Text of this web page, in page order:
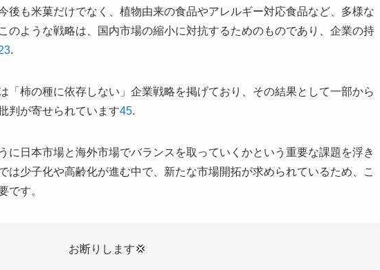
後も米菓だけでなく、植物由来の食品やアレルギー対応食品など、多様な
のような戦略は、国内市場の縮小に対抗するためのものであり、企業の持
3.
「柿の種に依存しない」企業戦略を掲げており、その結果として一部から
判が寄せられています45.
に日本市場と海外市場でバランスを取っていくかという重要な課題を浮き
は少子化や高齢化が進む中で、新たな市場開拓が求められているため、こ
です。
お断りします💢